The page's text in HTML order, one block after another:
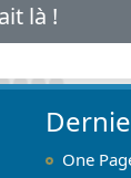
là !
One